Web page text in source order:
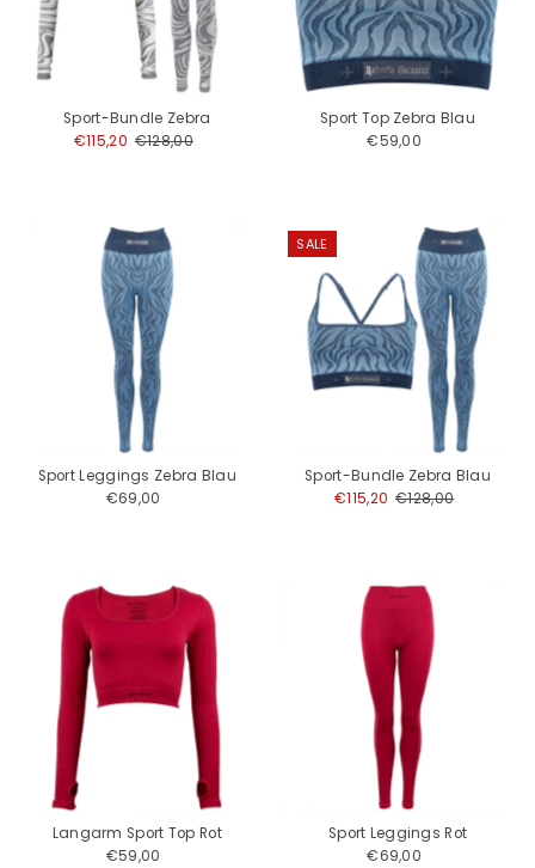
Sport-Bundle Zebra
Angebotspreis
€115,20 Regulärer
€128,00
Sport Top Zebra Blau
Regulärer
€59,00
Sport Leggings Zebra Blau
Regulärer
€69,00
SALE
Sport-Bundle Zebra Blau
Angebotspreis
€115,20 Regulärer
€128,00
Langarm Sport Top Rot
Regulärer
€59,00
Sport Leggings Rot
Regulärer
€69,00